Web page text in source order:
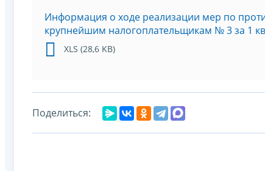
Информация о ходе реализации мер по
крупнейшим налогоплательщикам № 3 за 1
XLS (28,6 KB)
Поделиться: